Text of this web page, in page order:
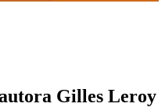
Gilles Leroy